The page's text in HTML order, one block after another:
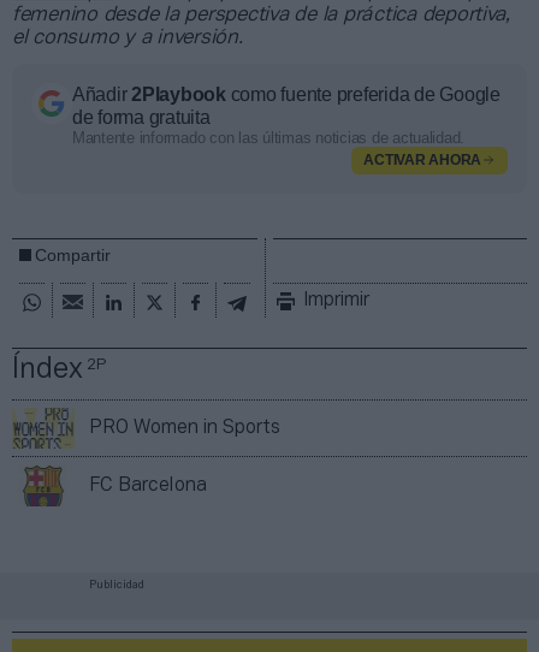
Índex2P
PRO Women in Sports
FC Barcelona
femenino desde la perspectiva de la práctica deportiva,
el consumo y a inversión.
Añadir2Playbook como fuente preferida de Google
de forma gratuita
Mantente informado con las últimas noticias de actualidad.
ACTIVAR AHORA
Compartir
Imprimir
Publicidad